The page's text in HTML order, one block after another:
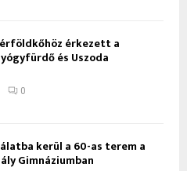
érkezett a
és Uszoda
0
kerül a 60-as terem a
Gimnáziumban